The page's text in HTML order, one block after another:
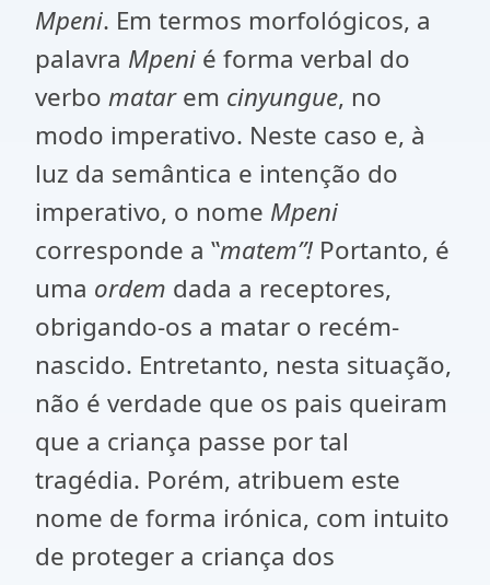
Mpeni. Em termos morfológicos, a
palavra Mpeni é forma verbal do
verbo matarem cinyungue, no
modo imperativo. Neste caso e, à
luz da semântica e intenção do
imperativo, o nome Mpeni
corresponde a ‟matem”! Portanto, é
uma ordem dada a receptores,
obrigando-os a matar o recém-
nascido. Entretanto, nesta situação,
não é verdade que os pais queiram
que a criança passe por tal
tragédia. Porém, atribuem este
nome de forma irónica, com intuito
de proteger a criança dos